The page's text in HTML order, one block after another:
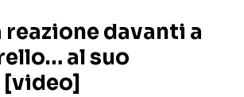
TESTI CANZONI
TOUR ED EVENTI
reazione davanti a
al suo